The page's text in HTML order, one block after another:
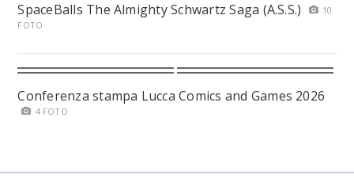
SpaceBalls The Almighty Schwartz Saga (A.S.S.)
10
FOTO
Conferenza stampa Lucca Comics and Games 2026
4 FOTO